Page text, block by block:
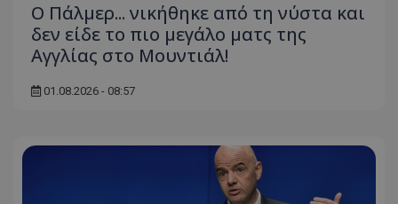
Ο Πάλμερ... νικήθηκε από τη νύστα και
δεν είδε το πιο μεγάλο ματς της
Αγγλίας στο Μουντιάλ!
01.08.2026 - 08:57